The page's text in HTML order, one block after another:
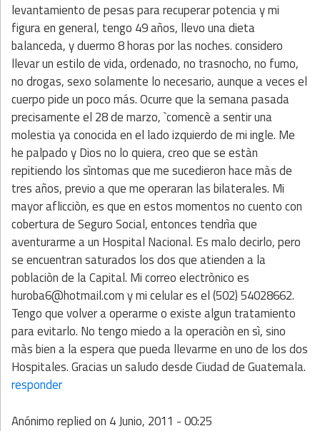
levantamiento de pesas para recuperar potencia y mi
figura en general, tengo 49 años, llevo una dieta
balanceda, y duermo 8 horas por las noches. considero
llevar un estilo de vida, ordenado, no trasnocho, no fumo,
no drogas, sexo solamente lo necesario, aunque a veces el
cuerpo pide un poco más. Ocurre que la semana pasada
precisamente el 28 de marzo, `comencè a sentir una
molestia ya conocida en el lado izquierdo de mi ingle. Me
he palpado y Dios no lo quiera, creo que se estàn
repitiendo los sìntomas que me sucedieron hace màs de
tres años, previo a que me operaran las bilaterales. Mi
mayor aflicciòn, es que en estos momentos no cuento con
cobertura de Seguro Social, entonces tendrìa que
aventurarme a un Hospital Nacional. Es malo decirlo, pero
se encuentran saturados los dos que atienden a la
poblaciòn de la Capital. Mi correo electrònico es
huroba6@hotmail.com y mi celular es el (502) 54028662.
Tengo que volver a operarme o existe algun tratamiento
para evitarlo. No tengo miedo a la operaciòn en sì, sino
màs bien a la espera que pueda llevarme en uno de los dos
Hospitales. Gracias un saludo desde Ciudad de Guatemala.
responder
Anónimoreplied on 4 Junio, 2011 - 00:25